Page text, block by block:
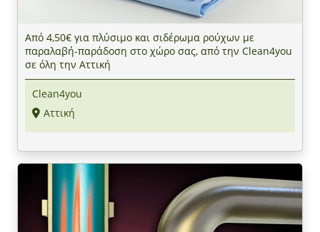
Από 4,50€ για πλύσιμο και σιδέρωμα ρούχων με
παραλαβή-παράδοση στο χώρο σας, από την Clean4you
σε όλη την Αττική
Clean4you
Αττική